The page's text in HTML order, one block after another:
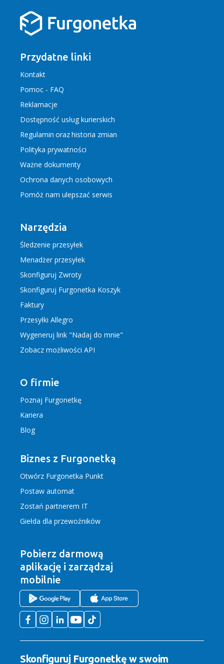
Przydatne linki
Kontakt
Pomoc - FAQ
Reklamacje
Dostępność usług kurierskich
Regulamin orazhistoria zmian
Polityka prywatności
Ważne dokumenty
Ochrona danych osobowych
Pomóż nam ulepszać serwis
Narzędzia
Śledzenie przesyłek
Menadżer przesyłek
Skonfiguruj Zwroty
Skonfiguruj Furgonetka Koszyk
Faktury
Przesyłki Allegro
Wygeneruj link "Nadaj do mnie"
Zobacz możliwości API
O firmie
Poznaj Furgonetkę
Kariera
Blog
Biznes z Furgonetką
Otwórz Furgonetka Punkt
Postaw automat
Zostań partnerem IT
Giełda dla przewoźników
Pobierz darmową
aplikację i zarządzaj
mobilnie
Skonfiguruj Furgonetkę w swoim